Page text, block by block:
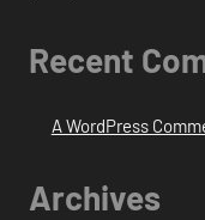
Recent
A WordPress
Archives